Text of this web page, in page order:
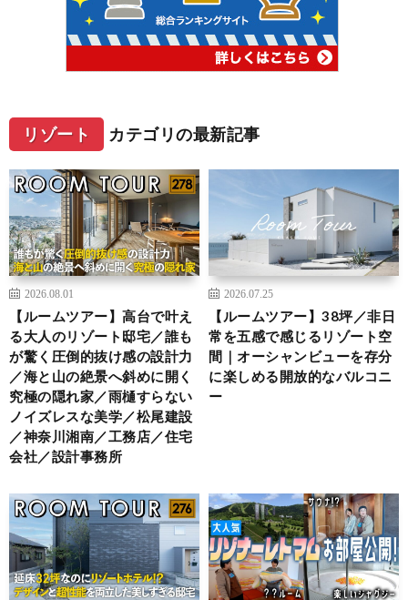
リゾート カテゴリの最新記事
2026.08.01
【ルームツアー】高台で叶え
る大人のリゾート邸宅／誰も
が驚く圧倒的抜け感の設計力
／海と山の絶景へ斜めに開く
究極の隠れ家／雨樋すらない
ノイズレスな美学／松尾建設
／神奈川湘南／工務店／住宅
会社／設計事務所
2026.07.25
【ルームツアー】38坪／非日
常を五感で感じるリゾート空
間｜オーシャンビューを存分
に楽しめる開放的なバルコニ
ー